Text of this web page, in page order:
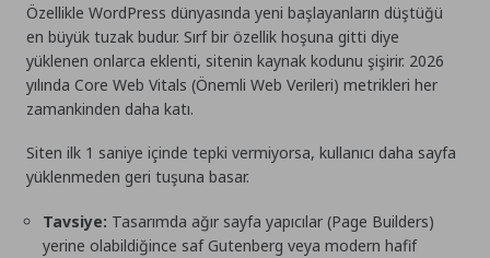
Özellikle WordPress dünyasında yeni başlayanların düştüğü
en büyük tuzak budur. Sırf bir özellik hoşuna gitti diye
yüklenen onlarca eklenti, sitenin kaynak kodunu şişirir. 2026
yılında Core Web Vitals (Önemli Web Verileri) metrikleri her
zamankinden daha katı.
Siten ilk 1 saniye içinde tepki vermiyorsa, kullanıcı daha sayfa
yüklenmeden geri tuşuna basar.
Tavsiye: Tasarımda ağır sayfa yapıcılar (Page Builders)
yerine olabildiğince saf Gutenberg veya modern hafif